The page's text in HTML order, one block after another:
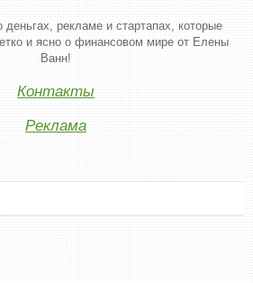
деньгах, рекламе и стартапах, которые
и ясно о финансовом мире от Елены
Ванн!
Контакты
Реклама